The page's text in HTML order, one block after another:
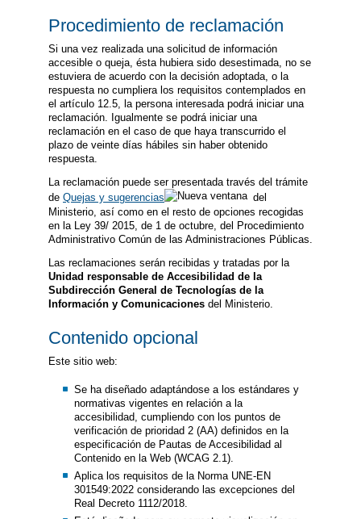
Procedimiento de reclamación
Si una vez realizada una solicitud de información
accesible o queja, ésta hubiera sido desestimada, no se
estuviera de acuerdo con la decisión adoptada, o la
respuesta no cumpliera los requisitos contemplados en
el artículo 12.5, la persona interesada podrá iniciar una
reclamación. Igualmente se podrá iniciar una
reclamación en el caso de que haya transcurrido el
plazo de veinte días hábiles sin haber obtenido
respuesta.
La reclamación puede ser presentada través del trámite
de Quejas y sugerencias
del
Ministerio, así como en el resto de opciones recogidas
en la Ley 39/ 2015, de 1 de octubre, del Procedimiento
Administrativo Común de las Administraciones Públicas.
Las reclamaciones serán recibidas y tratadas por la
Unidad responsable de Accesibilidad de la
Subdirección General de Tecnologías de la
Información y Comunicaciones del Ministerio.
Contenido opcional
Este sitio web:
Se ha diseñado adaptándose a los estándares y
normativas vigentes en relación a la
accesibilidad, cumpliendo con los puntos de
verificación de prioridad 2 (AA) definidos en la
especificación de Pautas de Accesibilidad al
Contenido en la Web (WCAG 2.1).
Aplica los requisitos de la Norma UNE-EN
301549:2022 considerando las excepciones del
Real Decreto 1112/2018.